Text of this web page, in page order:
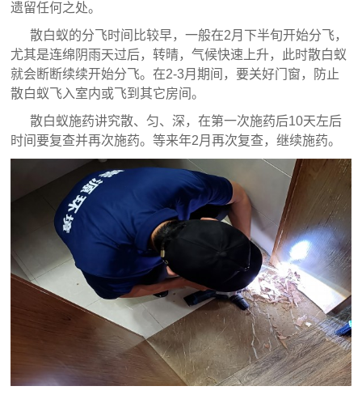
遗留任何之处。
散白蚁的分飞时间比较早，一般在2月下半旬开始分飞，
尤其是连绵阴雨天过后，转晴，气候快速上升，此时散白蚁
就会断断续续开始分飞。在2-3月期间，要关好门窗，防止
散白蚁飞入室内或飞到其它房间。
散白蚁施药讲究散、匀、深，在第一次施药后10天左后
时间要复查并再次施药。等来年2月再次复查，继续施药。